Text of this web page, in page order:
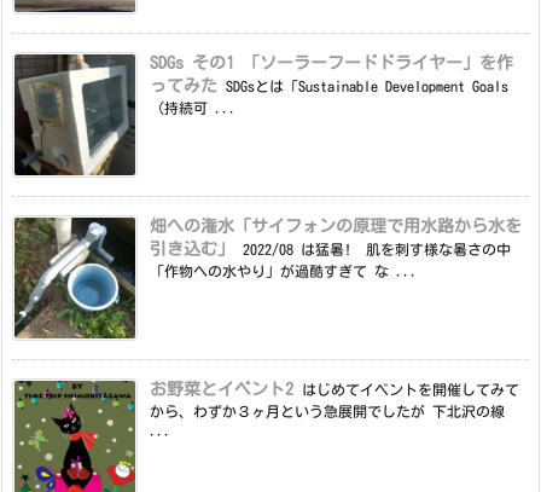
SDGs その1 「ソーラーフードドライヤー」を作
ってみた
SDGsとは「Sustainable Development Goals
（持続可 ...
畑への潅水「サイフォンの原理で用水路から水を
引き込む」
2022/08 は猛暑! 肌を刺す様な暑さの中
「作物への水やり」が過酷すぎて な ...
お野菜とイベント2
はじめてイベントを開催してみて
から、わずか３ヶ月という急展開でしたが 下北沢の線